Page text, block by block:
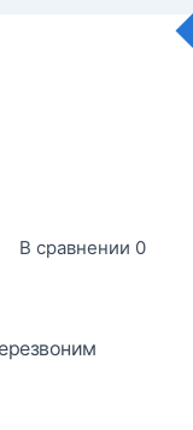
В сравнении 0